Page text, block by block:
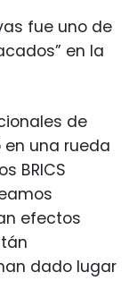
fue uno de
en la
de
en una rueda
BRICS
efectos
dado lugar